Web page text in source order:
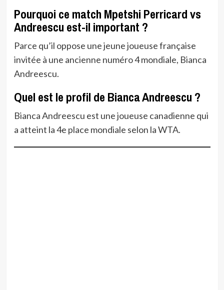
Pourquoi ce match Mpetshi Perricard vs
Andreescu est-il important ?
Parce qu’il oppose une jeune joueuse française
invitée à une ancienne numéro 4 mondiale, Bianca
Andreescu.
Quel est le profil de Bianca Andreescu ?
Bianca Andreescu est une joueuse canadienne qui
a atteint la 4e place mondiale selon la WTA.